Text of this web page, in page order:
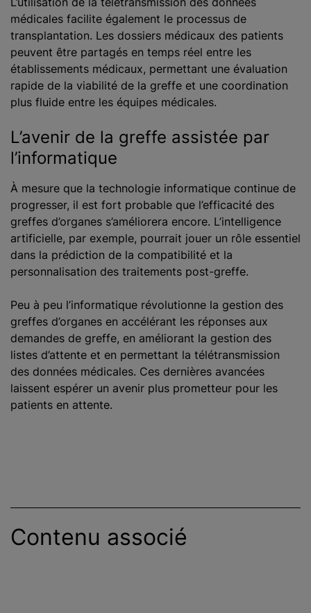
médicales facilite également le processus de
transplantation. Les dossiers médicaux des patients
peuvent être partagés en temps réel entre les
établissements médicaux, permettant une évaluation
rapide de la viabilité de la greffe et une coordination
plus fluide entre les équipes médicales.
L’avenir de la greffe assistée par
l’informatique
À mesure que la technologie informatique continue de
progresser, il est fort probable que l’efficacité des
greffes d’organes s’améliorera encore. L’intelligence
artificielle, par exemple, pourrait jouer un rôle essentiel
dans la prédiction de la compatibilité et la
personnalisation des traitements post-greffe.
Peu à peu l’informatique révolutionne la gestion des
greffes d’organes en accélérant les réponses aux
demandes de greffe, en améliorant la gestion des
listes d’attente et en permettant la télétransmission
des données médicales. Ces dernières avancées
laissent espérer un avenir plus prometteur pour les
patients en attente.
Contenu associé